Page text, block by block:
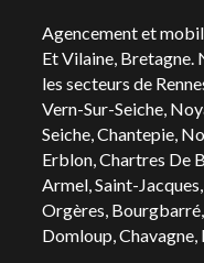
Agencement et
Et Vilaine, Bretagne.
les secteurs de
Vern-Sur-Seiche,
Seiche,Chantepie,
Erblon,Chartres De
Armel,Saint-Jacques,
Orgères, Bourgbarré
Domloup,Chavagne,